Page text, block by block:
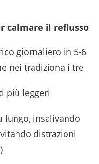
calmare il reflusso
giornaliero in 5-6
nei tradizionali tre
più leggeri
lungo, insalivando
distrazioni